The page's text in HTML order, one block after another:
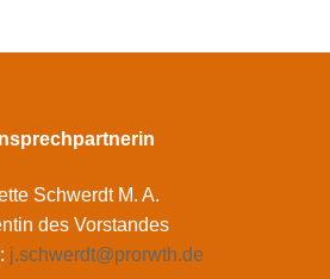
Schwerdt M. A.
des Vorstandes
j.schwerdt@prorwth.de